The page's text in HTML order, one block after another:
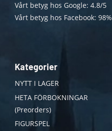
Vårt betyg hos Google: 4.8/5
Vårt betyg hos Facebook: 98%
Kategorier
NYTT I LAGER
HETA FÖRBOKNINGAR
(Preorders)
FIGURSPEL